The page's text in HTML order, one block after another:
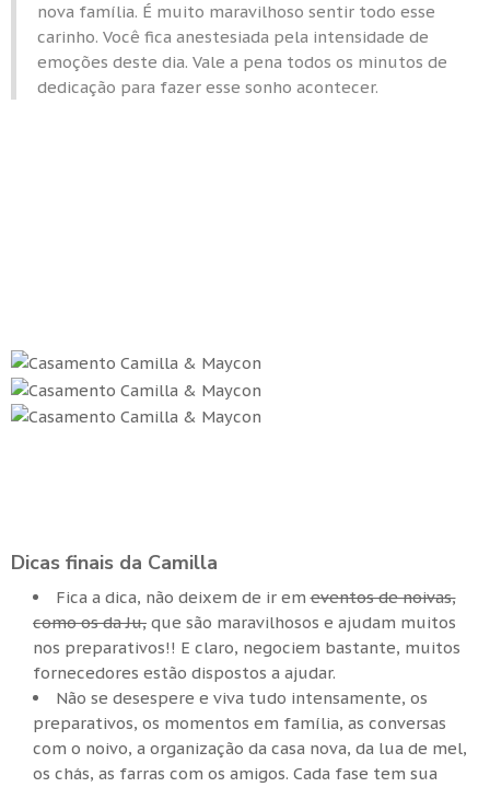
nova família. É muito maravilhoso sentir todo esse
carinho. Você fica anestesiada pela intensidade de
emoções deste dia. Vale a pena todos os minutos de
dedicação para fazer esse sonho acontecer.
Dicas finais da Camilla
Fica a dica, não deixem de ir emeventos de noivas,
como os da Ju, que são maravilhosos e ajudam muitos
nos preparativos!! E claro, negociem bastante, muitos
fornecedores estão dispostos a ajudar.
Não se desespere e viva tudo intensamente, os
preparativos, os momentos em família, as conversas
com o noivo, a organização da casa nova, da lua de mel,
os chás, as farras com os amigos. Cada fase tem sua